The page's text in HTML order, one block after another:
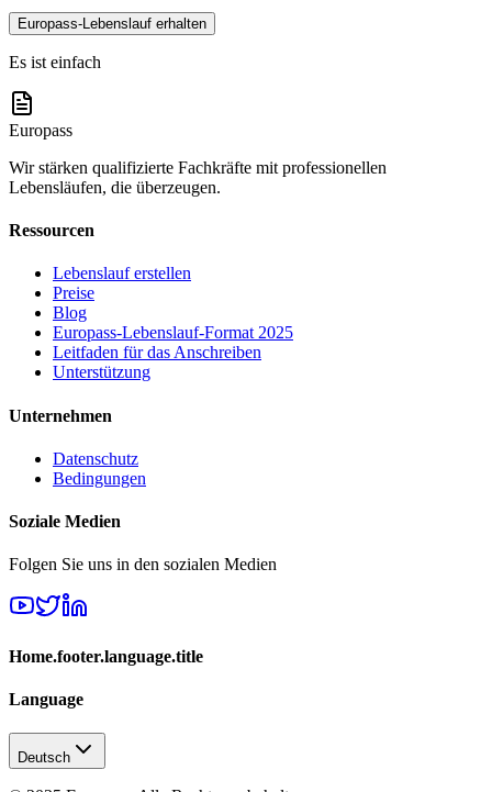
Europass-Lebenslauf erhalten
Es ist einfach
Europass
Wir stärken qualifizierte Fachkräfte mit professionellen
Lebensläufen, die überzeugen.
Ressourcen
Lebenslauf erstellen
Preise
Blog
Europass-Lebenslauf-Format 2025
Leitfaden für das Anschreiben
Unterstützung
Unternehmen
Datenschutz
Bedingungen
Soziale Medien
Folgen Sie uns in den sozialen Medien
Home.footer.language.title
Language
Deutsch